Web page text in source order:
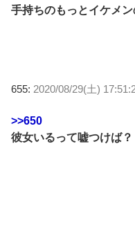
手持ちのもっとイケメ
655: 2020/08/29(土)
>>650
彼女いるって嘘つけば？